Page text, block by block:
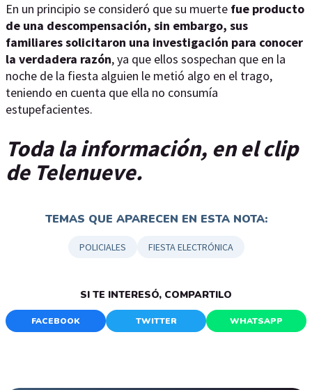
En un principio se consideró que su muerte fue producto
de una descompensación, sin embargo, sus
familiares solicitaron una investigación para conocer
la verdadera razón, ya que ellos sospechan que en la
noche de la fiesta alguien le metió algo en el trago,
teniendo en cuenta que ella no consumía
estupefacientes.
Toda la información, en el clip
de Telenueve.
TEMAS QUE APARECEN EN ESTA NOTA:
POLICIALES FIESTA ELECTRÓNICA
SI TE INTERESÓ, COMPARTILO
FACEBOOK TWITTER WHATSAPP